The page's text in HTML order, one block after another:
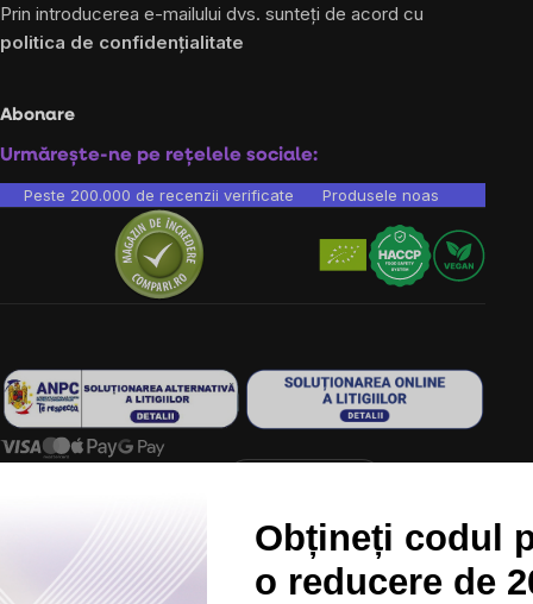
Prin introducerea e-mailului dvs. sunteți de acord cu
politica de confidențialitate
Abonare
Urmărește-ne pe rețelele sociale:
Peste 200.000 de recenzii verificate Produsele noastre sunt
Politica de prelucrare a datelor cu caracter personal
Termeni și condițiiCookiesCreat de Shoptet Premium
Obțineți codul
o reducere de